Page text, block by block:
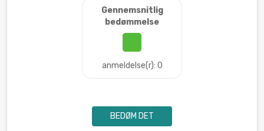
Gennemsnitlig
bedømmelse
anmeldelse(r): 0
BEDØM DET